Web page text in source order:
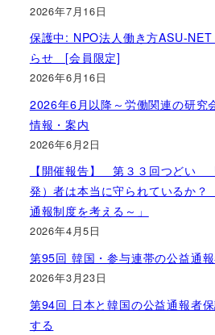
2026年7月16日
保護中: NPO法人働き方ASU-
らせ [会員限定]
2026年6月16日
2026年6月以降～労働関連の研究
情報・案内
2026年6月2日
【開催報告】 第３３回つどい
発）者は本当に守られているか
通報制度を考える～」
2026年4月5日
第95回 韓国・参与連帯の公益通
2026年3月23日
第94回 日本と韓国の公益通報者
する